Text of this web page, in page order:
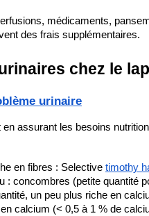
médicaments,
des frais supplémentaires.
chez le
urinaire
en assurant les besoins
en fibres : Selective timothy
: concombres (petite quantité
un peu plus riche en
calcium (< 0,5 à 1 % de